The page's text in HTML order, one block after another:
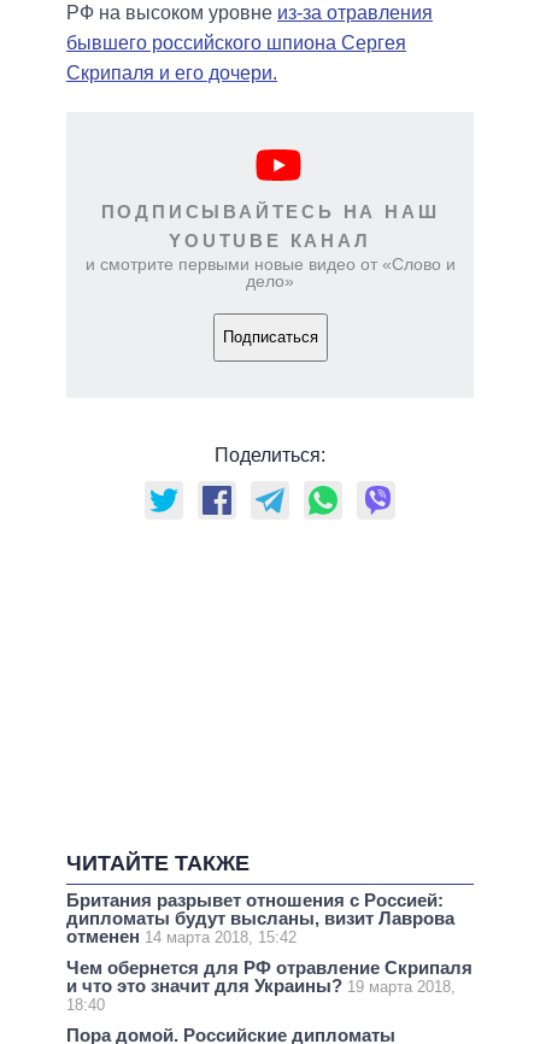
РФ на высоком уровне из-за отравления
бывшего российского шпиона Сергея
Скрипаля и его дочери.
ПОДПИСЫВАЙТЕСЬ НА НАШ
YOUTUBE КАНАЛ
и смотрите первыми новые видео от «Слово и
дело»
Подписаться
Поделиться:
ЧИТАЙТЕ ТАКЖЕ
Британия разрывет отношения с Россией:
дипломаты будут высланы, визит Лаврова
отменен 14 марта 2018, 15:42
Чем обернется для РФ отравление Скрипаля
и что это значит для Украины? 19 марта 2018,
18:40
Пора домой. Российские дипломаты